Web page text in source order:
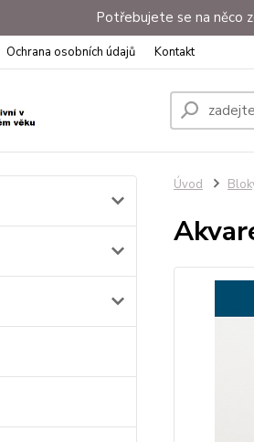
Potřebujete se na něco
Ochrana osobních údajů Kontakt
Úvod